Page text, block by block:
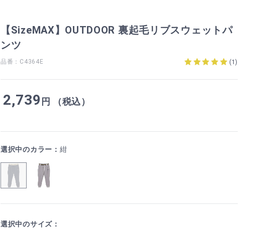
【SizeMAX】OUTDOOR 裏起毛リブスウェットパ
ンツ
品番：C4364E (1)
2,739 円 （税込）
選択中のカラー： 紺
選択中のサイズ：